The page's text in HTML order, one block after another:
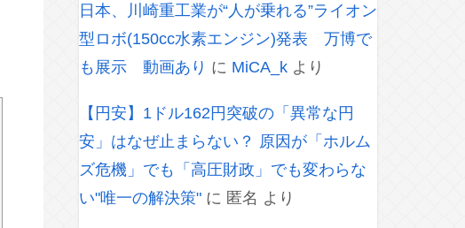
日本、川崎重工業が“人が乗れる”ライオン
型ロボ(150cc水素エンジン)発表 万博で
も展示 動画あり に MiCA_k より
【円安】1ドル162円突破の「異常な円
安」はなぜ止まらない？ 原因が「ホルム
ズ危機」でも「高圧財政」でも変わらな
い"唯一の解決策" に 匿名 より